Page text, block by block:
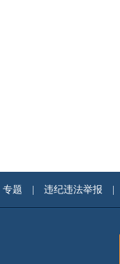
专题 违纪违法举报